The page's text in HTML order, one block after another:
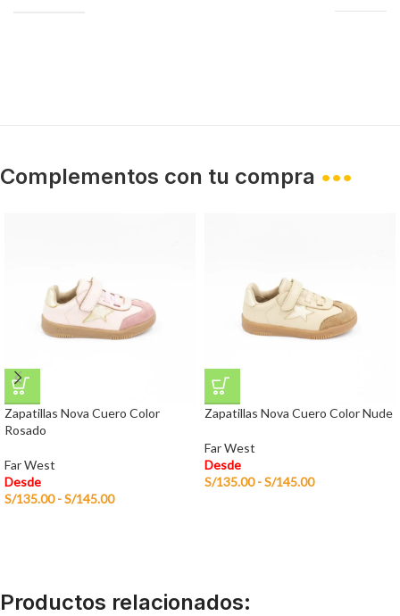
Complementos con tu compra •••
Zapatillas Nova Cuero Color
Rosado
Far West
Desde
S/135.00 -S/145.00
Zapatillas Nova Cuero Color Nude
Far West
Desde
S/135.00 -S/145.00
Productos relacionados: